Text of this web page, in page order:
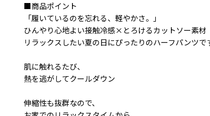
■商品ポイント
「履いているのを忘れる、軽やかさ。」
ひんやり心地よい接触冷感×とろけるカットソー素材
リラックスしたい夏の日にぴったりのハーフパンツで
肌に触れるたび、
熱を逃がしてクールダウン
伸縮性も抜群なので、